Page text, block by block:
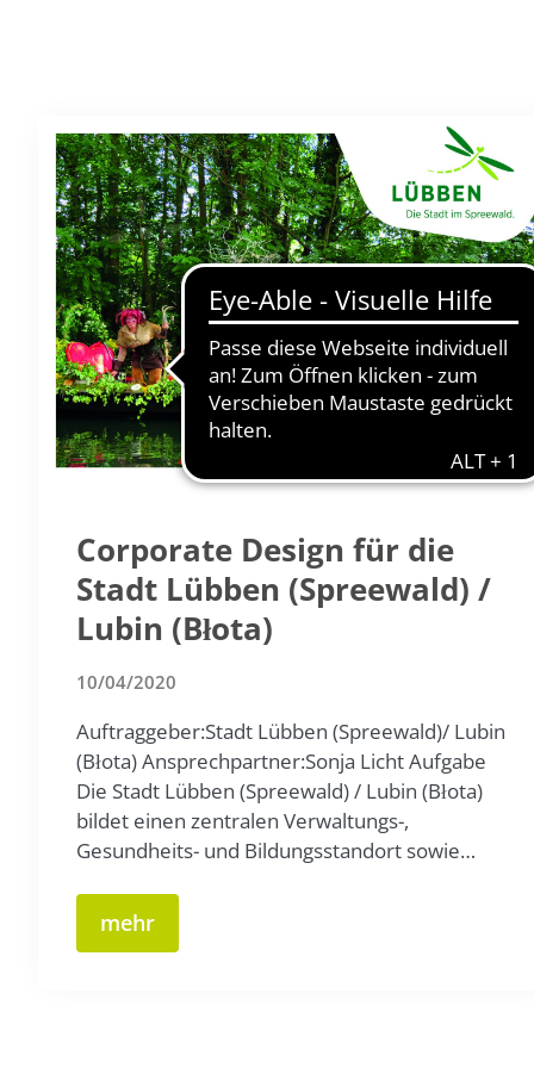
Corporate Design für die
Stadt Lübben (Spreewald) /
Lubin (Błota)
10/04/2020
Auftraggeber:Stadt Lübben (Spreewald)/ Lubin
(Błota) Ansprechpartner:Sonja Licht Aufgabe
Die Stadt Lübben (Spreewald) / Lubin (Błota)
bildet einen zentralen Verwaltungs-,
Gesundheits- und Bildungsstandort sowie…
mehr